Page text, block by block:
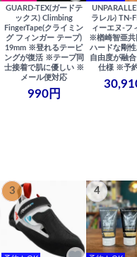
GUARD-TEX(ガードテ
ックス) Climbing
FingerTape(クライミン
グ フィンガー テープ)
19mm ※登れるテーピ
ングが復活 ※テープ同
士接着で肌に優しい ※
メール便対応
990円
ラレル) TN-
ィーエヌ-フ
※楢崎智亜
ハードな剛
自由度が融
仕様 ※予
3 4